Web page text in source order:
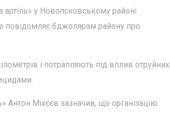
у Новопсковському районі
повідомляє бджолярам району про
і потрапляють під вплив отруйних
Антон Міхєєв зазначив, що організацію